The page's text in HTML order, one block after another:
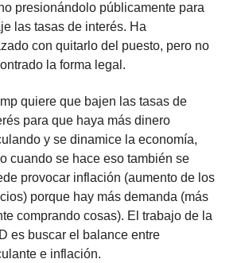
presionándolo públicamente para
las tasas de interés. Ha
con quitarlo del puesto, pero no
la forma legal.
quiere que bajen las tasas de
para que haya más dinero
y se dinamice la economía,
cuando se hace eso también se
provocar inflación (aumento de los
porque hay más demanda (más
comprando cosas). El trabajo de la
es buscar el balance entre
e inflación.